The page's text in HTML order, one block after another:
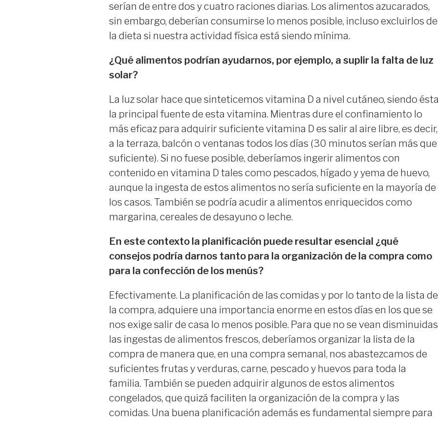
serían de entre dos y cuatro raciones diarias. Los alimentos azucarados,
sin embargo, deberían consumirse lo menos posible, incluso excluirlos de
la dieta si nuestra actividad física está siendo mínima.
¿Qué alimentos podrían ayudarnos, por ejemplo, a suplir la falta de luz
solar?
La luz solar hace que sinteticemos vitamina D a nivel cutáneo, siendo
la principal fuente de esta vitamina. Mientras dure el confinamiento lo
más eficaz para adquirir suficiente vitamina D es salir al aire libre, es decir,
a la terraza, balcón o ventanas todos los días (30 minutos serían más que
suficiente). Si no fuese posible, deberíamos ingerir alimentos con
contenido en vitamina D tales como pescados, hígado y yema de huevo,
aunque la ingesta de estos alimentos no sería suficiente en la mayoría de
los casos. También se podría acudir a alimentos enriquecidos como
margarina, cereales de desayuno o leche.
En este contexto la planificación puede resultar esencial ¿qué
consejos podría darnos tanto para la organización de la compra como
para la confección de los menús?
Efectivamente. La planificación de las comidas y por lo tanto de la lista de
la compra, adquiere una importancia enorme en estos días en los que se
nos exige salir de casa lo menos posible. Para que no se vean disminuidas
las ingestas de alimentos frescos, deberíamos organizar la lista de la
compra de manera que, en una compra semanal, nos abastezcamos de
suficientes frutas y verduras, carne, pescado y huevos para toda la
familia. También se pueden adquirir algunos de estos alimentos
congelados, que quizá faciliten la organización de la compra y las
comidas. Una buena planificación además es fundamental siempre para